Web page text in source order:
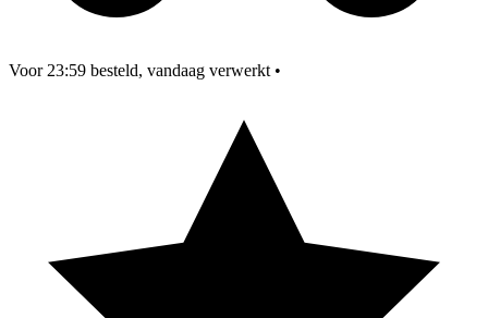
Voor 23:59 besteld, vandaag verwerkt •